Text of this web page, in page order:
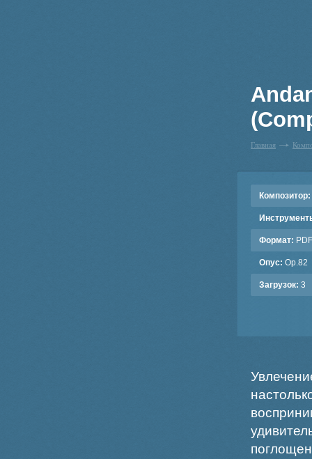
Главная
Композитор:
Формат: PDF
Опус: Op.82
Загрузок: 3